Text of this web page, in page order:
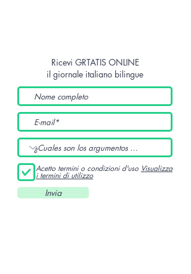
Ricevi GRTATIS ONLINE
il giornale italiano bilingue
Acetto termini o condizioni d'uso Visualizza
i termini di utilizzo
Invia